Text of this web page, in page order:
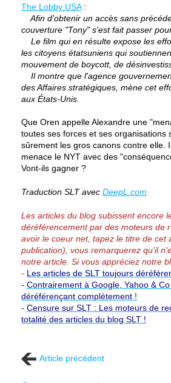
The Lobby USA:
Afin d'obtenir un accès sans
couverture "Tony" s'est fait passer
Le film qui en résulte expose les
les citoyens étatsuniens qui
mouvement de boycott, de
Il montre que l'agence
des Affaires stratégiques, mène cet
aux États-Unis.
Que Oren appelle Alexandre une
toutes ses forces et ses
sûrement les gros canons contre elle.
menace le NYT avec des
Vont-ils gagner ?
Traduction SLT avec DeepL.com
Les articles du blog subissent encore
déréférencement par des moteurs de
avoir le coeur net, tapez le titre de cet
publication), vous remarquerez qu'il
notre article. Si vous appréciez notre
- Les articles de SLT toujours
- Contrairement à Google, Yahoo &
déréférençant complètement !
- Censure sur SLT : Les moteurs de
totalité des articles du blog SLT !
Article précédent